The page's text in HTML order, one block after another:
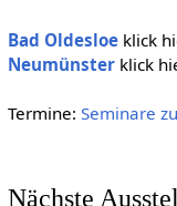
Bad Oldesloeklick
Neumünsterklick
Termine: Seminare
Nächste